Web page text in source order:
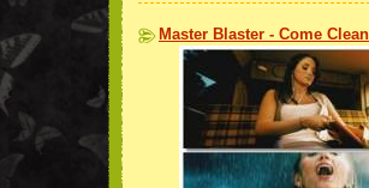
Master Blaster - Come Clean